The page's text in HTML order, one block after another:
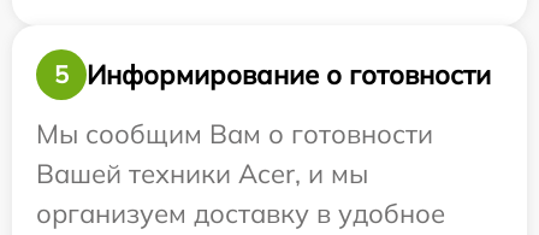
5
Информирование о готовности
Мы сообщим Вам о готовности
Вашей техники Acer, и мы
организуем доставку в удобное